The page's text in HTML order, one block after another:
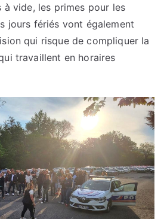
à vide, les primes pour les
jours fériés vont également
qui risque de compliquer la
travaillent en horaires